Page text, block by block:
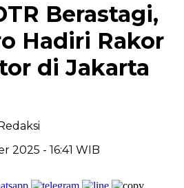
Berastagi,
Hadiri Rakor
di Jakarta
2025 - 16:41 WIB